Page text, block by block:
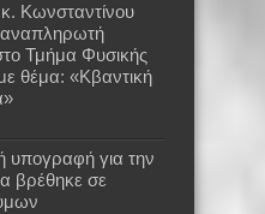
κ. Κωνσταντίνου
αναπληρωτή
Τμήμα Φυσικής
θέμα: «Κβαντική
υπογραφή για την
βρέθηκε σε